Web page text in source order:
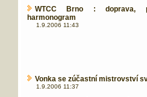
WTCC Brno : doprava,
harmonogram
1.9.2006 11:43
Vonka se zúčastní mistrovství
1.9.2006 11:37